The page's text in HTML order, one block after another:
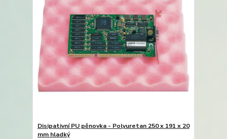
Disipativní PU pěnovka - Polyuretan 250 x 191 x 20
mm hladký